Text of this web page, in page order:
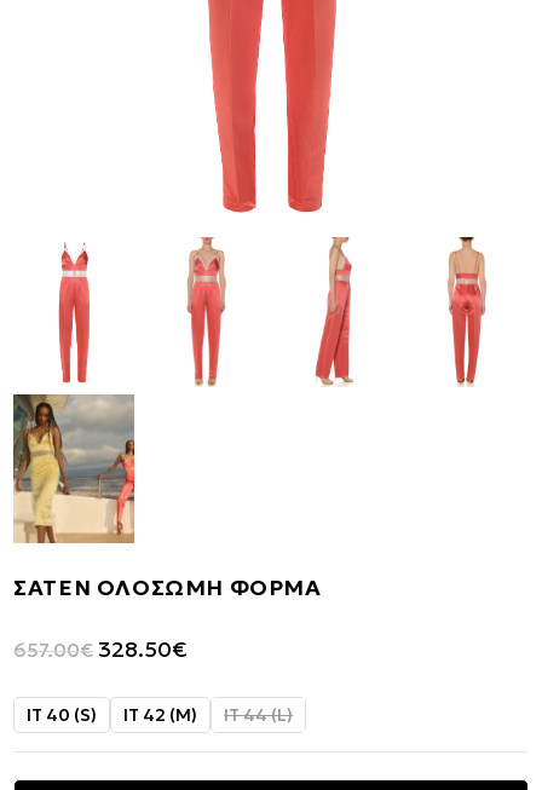
ΣΑΤΕΝ ΟΛΟΣΩΜΗ ΦΟΡΜΑ
657.00€ Original
was:
328.50€
τιμή
328.50€.
IT 40 (S) IT 42 (M) IT 44 (L)